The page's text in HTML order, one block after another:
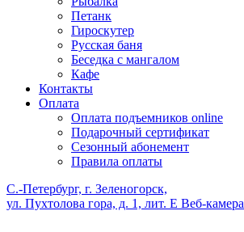
Петанк
Гироскутер
Русская баня
Беседка с мангалом
Кафе
Контакты
Оплата
Оплата подъемников online
Подарочный сертификат
Сезонный абонемент
Правила оплаты
С.-Петербург, г. Зеленогорск,
ул. Пухтолова гора, д. 1, лит. Е Веб-камера